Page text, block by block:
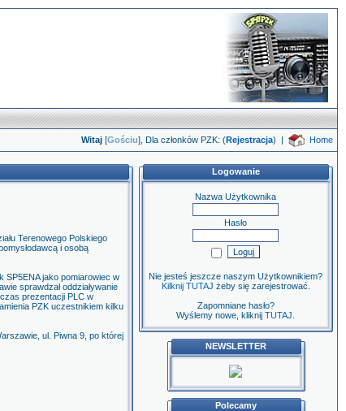
Witaj [Gościu], Dla członków PZK: (Rejestracja) | Home
Terenowego Polskiego
i osobą
SP5ENA jako pomiarowiec w
sprawdzał oddziaływanie
prezentacji PLC w
PZK uczestnikiem kilku
ul. Piwna 9, po której
Logowanie
Nazwa Użytkownika
Hasło
Nie jesteś jeszcze naszym Użytkownikiem?
Kilknij TUTAJ żeby się zarejestrować.
Zapomniane hasło?
Wyślemy nowe, kliknij TUTAJ
NEWSLETTER
Polecamy